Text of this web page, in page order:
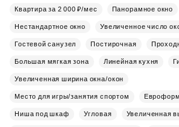
Квартира за 2 000 ₽/мес Панорамное окно
Нестандартное окно Увеличенное число
Гостевой санузел Постирочная
Большая мягкая зона Линейная кухня
Увеличенная ширина окна/окон
Место для игры/занятия спортом
Ниша под шкаф Угловая Увеличенная